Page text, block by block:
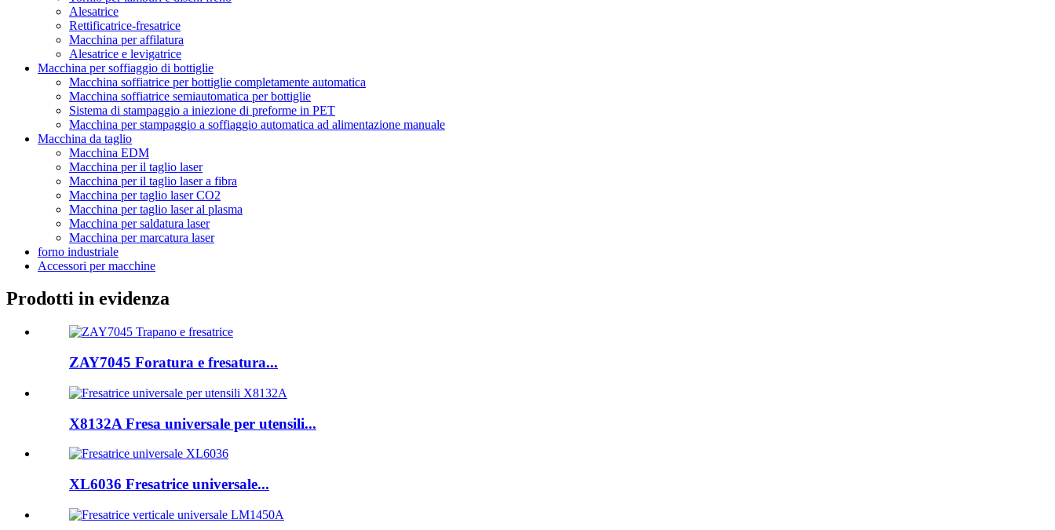
Alesatrice
Rettificatrice-fresatrice
Macchina per affilatura
Alesatrice e levigatrice
Macchina per soffiaggio di bottiglie
Macchina soffiatrice per bottiglie completamente automatica
Macchina soffiatrice semiautomatica per bottiglie
Sistema di stampaggio a iniezione di preforme in PET
Macchina per stampaggio a soffiaggio automatica ad alimentazione manuale
Macchina da taglio
Macchina EDM
Macchina per il taglio laser
Macchina per il taglio laser a fibra
Macchina per taglio laser CO2
Macchina per taglio laser al plasma
Macchina per saldatura laser
Macchina per marcatura laser
forno industriale
Accessori per macchine
Prodotti in evidenza
ZAY7045 Foratura e fresatura...
X8132A Fresa universale per utensili...
XL6036 Fresatrice universale...